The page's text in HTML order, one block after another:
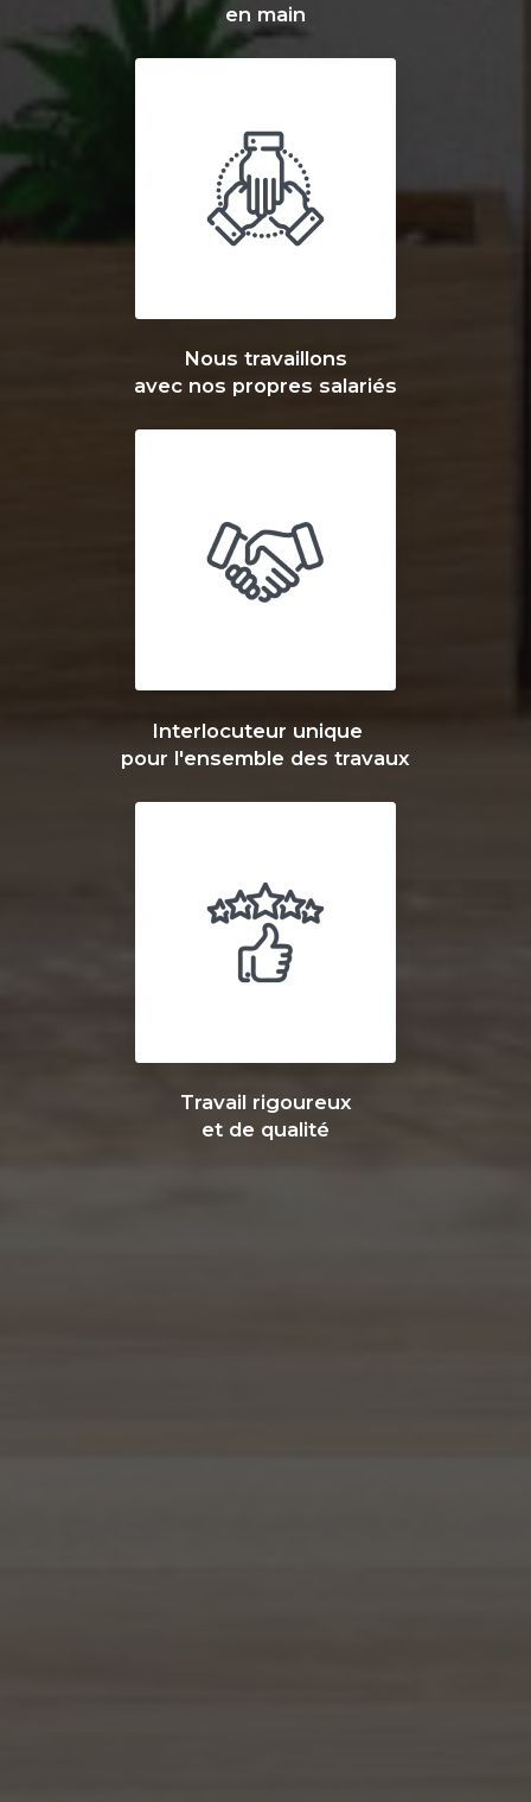
en main
Nous travaillons
avec nos propres salariés
Interlocuteur unique
pour l'ensemble des travaux
Travail rigoureux
et de qualité